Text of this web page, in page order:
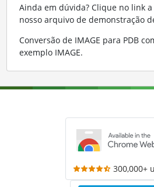
Ainda em dúvida? Clique no link
nosso arquivo de demonstração
Conversão de IMAGE para PDB
exemplo IMAGE.
300,000+